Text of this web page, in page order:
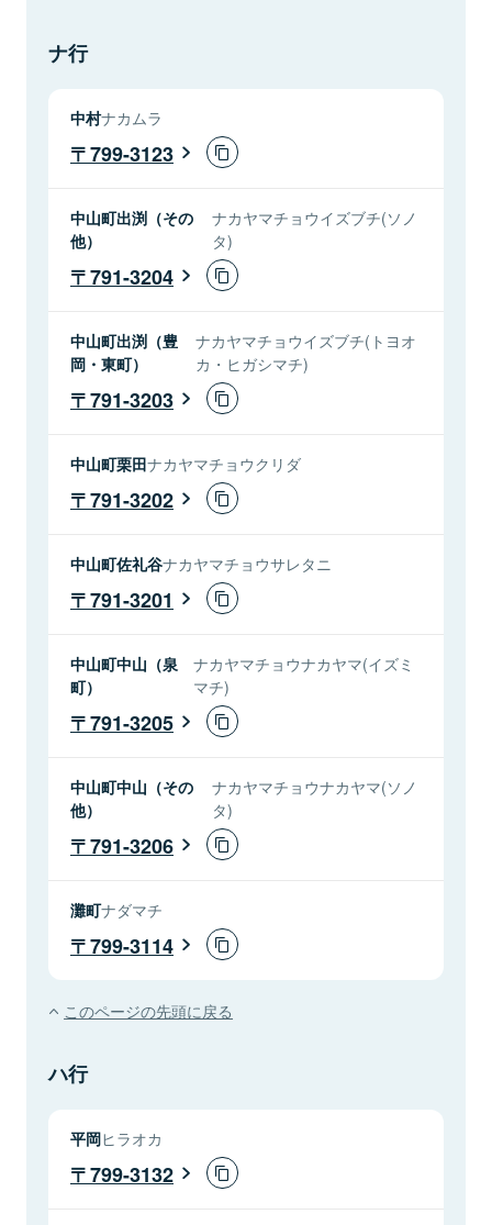
ナ行
中村ナカムラ
799-3123
中山町出渕（その
他）
ナカヤマチョウイズブチ(ソノ
タ)
791-3204
中山町出渕（豊
岡・東町）
ナカヤマチョウイズブチ(トヨオ
カ・ヒガシマチ)
791-3203
中山町栗田ナカヤマチョウクリダ
791-3202
中山町佐礼谷ナカヤマチョウサレタニ
791-3201
中山町中山（泉
町）
ナカヤマチョウナカヤマ(イズミ
マチ)
791-3205
中山町中山（その
他）
ナカヤマチョウナカヤマ(ソノ
タ)
791-3206
灘町ナダマチ
799-3114
このページの先頭に戻る
ハ行
平岡ヒラオカ
799-3132